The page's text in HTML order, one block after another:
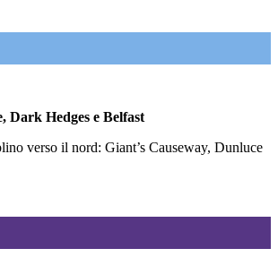
Dark Hedges e Belfast
verso il nord: Giant’s Causeway, Dunluce